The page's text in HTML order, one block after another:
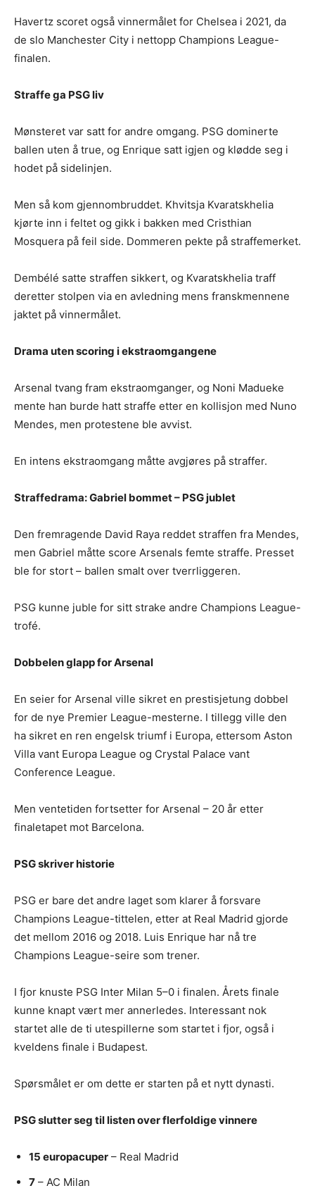
Havertz scoret også vinnermålet for Chelsea i 2021, da
de slo Manchester City i nettopp Champions League-
finalen.
Straffe ga PSG liv
Mønsteret var satt for andre omgang. PSG dominerte
ballen uten å true, og Enrique satt igjen og klødde seg i
hodet på sidelinjen.
Men så kom gjennombruddet. Khvitsja Kvaratskhelia
kjørte inn i feltet og gikk i bakken med Cristhian
Mosquera på feil side. Dommeren pekte på straffemerket.
Dembélé satte straffen sikkert, og Kvaratskhelia traff
deretter stolpen via en avledning mens franskmennene
jaktet på vinnermålet.
Drama uten scoring i ekstraomgangene
Arsenal tvang fram ekstraomganger, og Noni Madueke
mente han burde hatt straffe etter en kollisjon med Nuno
Mendes, men protestene ble avvist.
En intens ekstraomgang måtte avgjøres på straffer.
Straffedrama: Gabriel bommet – PSG jublet
Den fremragende David Raya reddet straffen fra Mendes,
men Gabriel måtte score Arsenals femte straffe. Presset
ble for stort – ballen smalt over tverrliggeren.
PSG kunne juble for sitt strake andre Champions League-
trofé.
Dobbelen glapp for Arsenal
En seier for Arsenal ville sikret en prestisjetung dobbel
for de nye Premier League-mesterne. I tillegg ville den
ha sikret en ren engelsk triumf i Europa, ettersom Aston
Villa vant Europa League og Crystal Palace vant
Conference League.
Men ventetiden fortsetter for Arsenal – 20 år etter
finaletapet mot Barcelona.
PSG skriver historie
PSG er bare det andre laget som klarer å forsvare
Champions League-tittelen, etter at Real Madrid gjorde
det mellom 2016 og 2018. Luis Enrique har nå tre
Champions League-seire som trener.
I fjor knuste PSG Inter Milan 5–0 i finalen. Årets finale
kunne knapt vært mer annerledes. Interessant nok
startet alle de ti utespillerne som startet i fjor, også i
kveldens finale i Budapest.
Spørsmålet er om dette er starten på et nytt dynasti.
PSG slutter seg til listen over flerfoldige vinnere
15 europacuper – Real Madrid
7 – AC Milan